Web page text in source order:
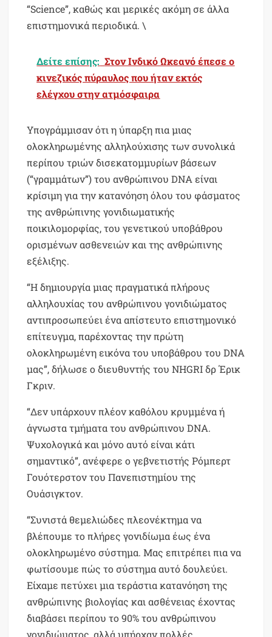
“Science”, καθώς και μερικές ακόμη σε άλλα
επιστημονικά περιοδικά. \
Δείτε επίσης: Στον Ινδικό Ωκεανό έπεσε ο
κινεζικός πύραυλος που ήταν εκτός
ελέγχου στην ατμόσφαιρα
Υπογράμμισαν ότι η ύπαρξη πια μιας
ολοκληρωμένης αλληλούχισης των συνολικά
περίπου τριών δισεκατομμυρίων βάσεων
(“γραμμάτων”) του ανθρώπινου DNA είναι
κρίσιμη για την κατανόηση όλου του φάσματος
της ανθρώπινης γονιδιωματικής
ποικιλομορφίας, του γενετικού υποβάθρου
ορισμένων ασθενειών και της ανθρώπινης
εξέλιξης.
“Η δημιουργία μιας πραγματικά πλήρους
αλληλουχίας του ανθρώπινου γονιδιώματος
αντιπροσωπεύει ένα απίστευτο επιστημονικό
επίτευγμα, παρέχοντας την πρώτη
ολοκληρωμένη εικόνα του υποβάθρου του DNA
μας”, δήλωσε ο διευθυντής του NHGRI δρ Έρικ
Γκριν.
“Δεν υπάρχουν πλέον καθόλου κρυμμένα ή
άγνωστα τμήματα του ανθρώπινου DNA.
Ψυχολογικά και μόνο αυτό είναι κάτι
σημαντικό”, ανέφερε ο γεβνετιστής Ρόμπερτ
Γουότερστον του Πανεπιστημίου της
Ουάσιγκτον.
“Συνιστά θεμελιώδες πλεονέκτημα να
βλέπουμε το πλήρες γονιδίωμα έως ένα
ολοκληρωμένο σύστημα. Μας επιτρέπει πια να
φωτίσουμε πώς το σύστημα αυτό δουλεύει.
Είχαμε πετύχει μια τεράστια κατανόηση της
ανθρώπινης βιολογίας και ασθένειας έχοντας
διαβάσει περίπου το 90% του ανθρώπινου
γονιδιώματος, αλλά υπήρχαν πολλές